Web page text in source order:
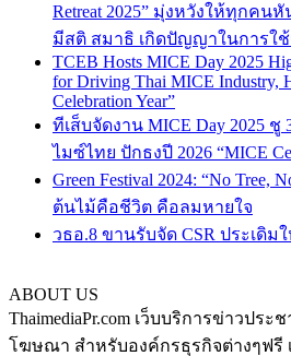
Retreat 2025” มุ่งหวังให้ทุกค
มีสติ สมาธิ เกิดปัญญาในการใ
TCEB Hosts MICE Day 2025
for Driving Thai MICE Industry,
Celebration Year”
ทีเส็บจัดงาน MICE Day 2025
ไมซ์ไทย ปักธงปี 2026 “MICE
Green Festival 2024: “No Tree,
ต้นไม้คือชีวิต คือลมหายใจ
วธอ.8 ขานรับจัด CSR ประเดิม
ABOUT US
ThaimediaPr.com เว็บบริการข่าวปร
โฆษณา สำหรับองค์กรธุรกิจต่างๆฟรี